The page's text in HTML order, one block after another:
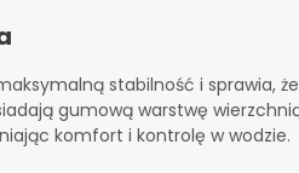
stabilność i sprawia,
gumową warstwę
komfort i kontrolę w wodzie.